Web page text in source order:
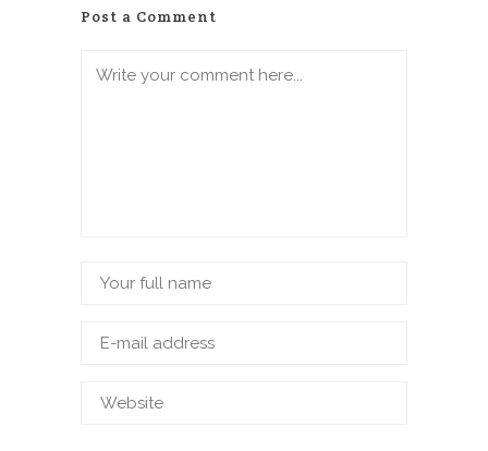
Post a Comment